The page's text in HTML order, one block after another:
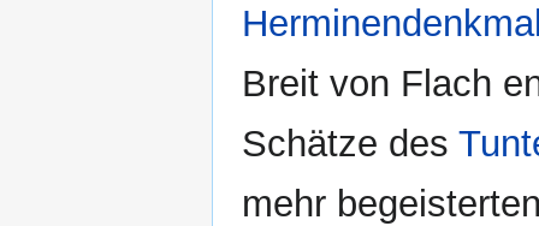
Breit von Flach
Schätze des
mehr